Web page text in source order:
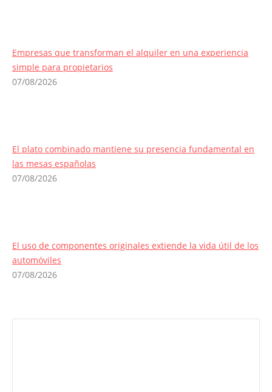
Empresas que transforman el alquiler en una experiencia
simple para propietarios
07/08/2026
El plato combinado mantiene su presencia fundamental en
las mesas españolas
07/08/2026
El uso de componentes originales extiende la vida útil de los
automóviles
07/08/2026